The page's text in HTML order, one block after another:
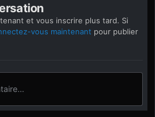
et vous inscrire plus tard. Si
vous maintenant pour publier